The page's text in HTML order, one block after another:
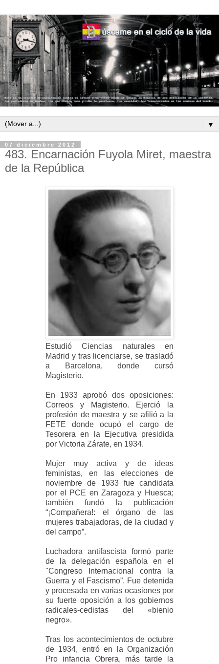
▼
07 diciembre 2012
483. Encarnación Fuyola Miret, maestra
de la República
Estudió Ciencias naturales en
Madrid y tras licenciarse, se trasladó
a Barcelona, donde cursó
Magisterio.
En 1933 aprobó dos oposiciones:
Correos y Magisterio. Ejerció la
profesión de maestra y se afilió a la
FETE donde ocupó el cargo de
Tesorera en la Ejecutiva presidida
por Victoria Zárate, en 1934.
Mujer muy activa y de ideas
feministas, en las elecciones de
noviembre de 1933 fue candidata
por el PCE en Zaragoza y Huesca;
también fundó la publicación
“¡Compañera!: el órgano de las
mujeres trabajadoras, de la ciudad y
del campo”.
Luchadora antifascista formó parte
de la delegación española en el
"Congreso Internacional contra la
Guerra y el Fascismo”. Fue detenida
y procesada en varias ocasiones por
su fuerte oposición a los gobiernos
radicales-cedistas del «bienio
negro».
Tras los acontecimientos de octubre
de 1934, entró en la Organización
Pro infancia Obrera, más tarde la